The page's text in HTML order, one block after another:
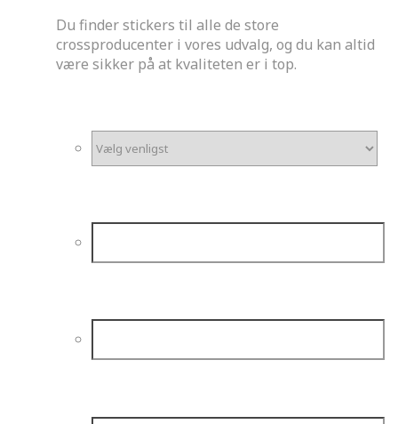
Du finder stickers til alle de store
crossproducenter i vores udvalg, og du kan altid
være sikker på at kvaliteten er i top.